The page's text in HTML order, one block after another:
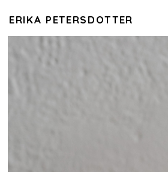
ERIKA PETERSDOTTER